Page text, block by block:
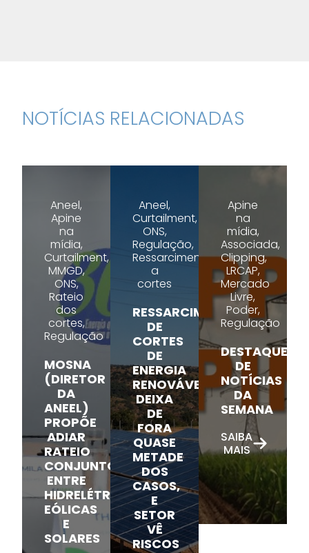
NOTÍCIAS RELACIONADAS
Aneel,
Apine
na
mídia,
Curtailment,
MMGD,
ONS,
Rateio
dos
cortes,
Regulação
MOSNA
(DIRETOR
DA
ANEEL)
PROPÕE
ADIAR
RATEIO
CONJUNTO
ENTRE
HIDRELÉTRICAS,
EÓLICAS
E
SOLARES
Aneel,
Curtailment,
ONS,
Regulação,
Ressarcimento
a
cortes
RESSARCIMENTO
DE
CORTES
DE
ENERGIA
RENOVÁVEL
DEIXA
DE
FORA
QUASE
METADE
DOS
CASOS,
E
SETOR
VÊ
RISCOS
Apine
na
mídia,
Associada,
Clipping,
LRCAP,
Mercado
Livre,
Poder,
Regulação
DESTAQUE
DE
NOTÍCIAS
DA
SEMANA
SAIBA
MAIS